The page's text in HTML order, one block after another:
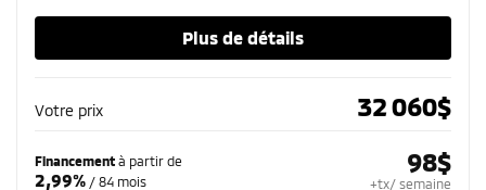
Plus de détails
Votre prix 32 060$
Financement à partir de
2,99% / 84 mois
98$
+tx/ semaine